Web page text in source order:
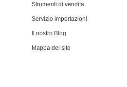
Strumenti di vendita
Servizio importazioni
Il nostro Blog
Mappa del sito